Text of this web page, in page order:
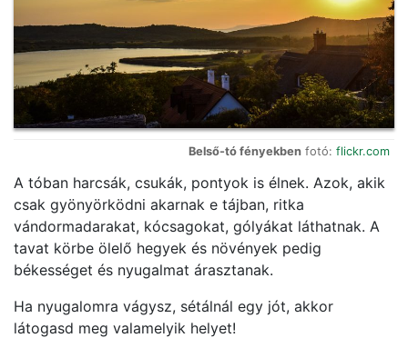
Belső-tó fényekben fotó: flickr.com
A tóban harcsák, csukák, pontyok is élnek. Azok, akik
csak gyönyörködni akarnak e tájban, ritka
vándormadarakat, kócsagokat, gólyákat láthatnak. A
tavat körbe ölelő hegyek és növények pedig
békességet és nyugalmat árasztanak.
Ha nyugalomra vágysz, sétálnál egy jót, akkor
látogasd meg valamelyik helyet!